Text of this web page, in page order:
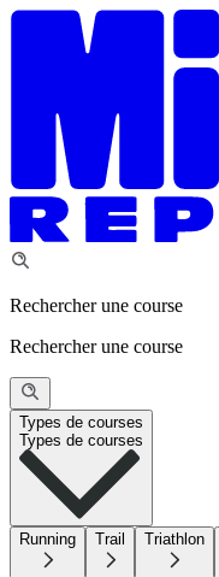
Rechercher une course
Rechercher une course
Types de courses
Types de courses
Running Trail Triathlon